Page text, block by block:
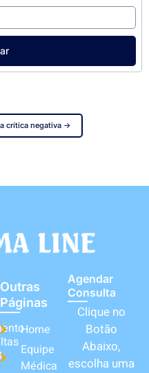
crítica negativa ->
Outras
Páginas
Home
Equipe
Médica
Agendar
Consulta
Clique no
Botão
Abaixo,
escolha uma